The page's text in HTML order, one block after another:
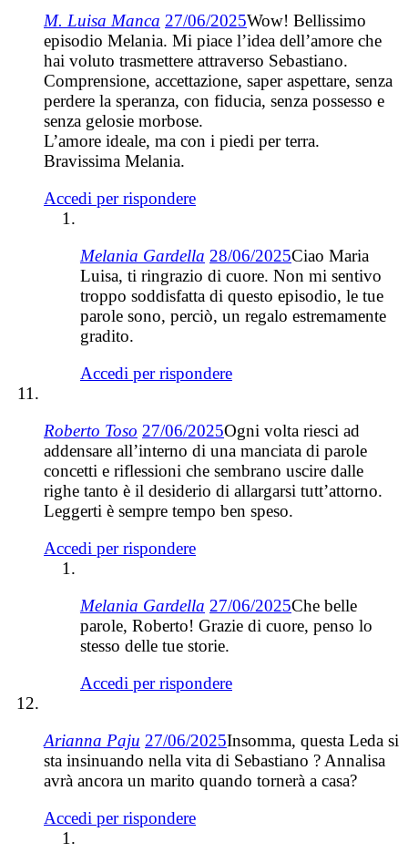
M. Luisa Manca 27/06/2025Wow! Bellissimo
episodio Melania. Mi piace l’idea dell’amore che
hai voluto trasmettere attraverso Sebastiano.
Comprensione, accettazione, saper aspettare, senza
perdere la speranza, con fiducia, senza possesso e
senza gelosie morbose.
L’amore ideale, ma con i piedi per terra.
Bravissima Melania.
Accedi per rispondere
Melania Gardella 28/06/2025Ciao Maria
Luisa, ti ringrazio di cuore. Non mi sentivo
troppo soddisfatta di questo episodio, le tue
parole sono, perciò, un regalo estremamente
gradito.
Accedi per rispondere
Roberto Toso 27/06/2025Ogni volta riesci ad
addensare all’interno di una manciata di parole
concetti e riflessioni che sembrano uscire dalle
righe tanto è il desiderio di allargarsi tutt’attorno.
Leggerti è sempre tempo ben speso.
Accedi per rispondere
Melania Gardella 27/06/2025Che belle
parole, Roberto! Grazie di cuore, penso lo
stesso delle tue storie.
Accedi per rispondere
Arianna Paju 27/06/2025Insomma, questa Leda si
sta insinuando nella vita di Sebastiano ? Annalisa
avrà ancora un marito quando tornerà a casa?
Accedi per rispondere